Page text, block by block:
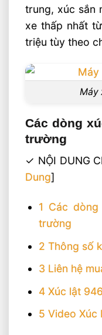
trung, xúc sắn
xe thấp nhất
triệu tùy theo
Máy
Các dòng
trường
✓ NỘI DUNG
Dung]
1 Các
trường
2 Thông số
3 Liên hệ
4 Xúc lật
5 Video Xúc